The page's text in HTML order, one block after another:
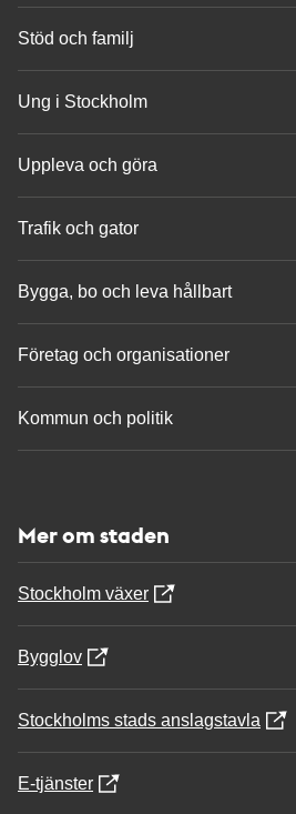
Stöd och familj
Ung i Stockholm
Uppleva och göra
Trafik och gator
Bygga, bo och leva hållbart
Företag och organisationer
Kommun och politik
Mer om staden
Stockholm växer
Bygglov
Stockholms stads anslagstavla
E-tjänster